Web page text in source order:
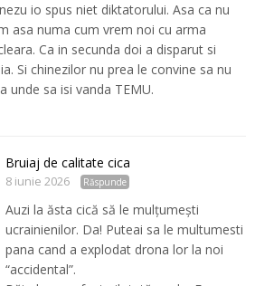
io spus niet diktatorului. Asa ca nu
asa numa cum vrem noi cu arma
Ca in secunda doi a disparut si
Si chinezilor nu prea le convine sa nu
unde sa isi vanda TEMU.
Bruiaj de calitate cica
8 iunie 2026 Răspunde
Auzi la ăsta cică să le mulțumești
ucrainienilor. Da! Puteai sa le multumesti
pana cand a explodat drona lor la noi
“accidental”.